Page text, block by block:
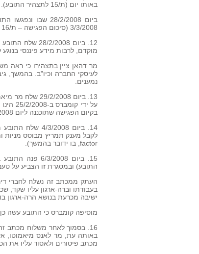
באותו יום (ת/15 לתצהיר התובע).
ביום 28/2/2008
3/3/2008 (סיכום הפגישה – ת/16 לתצהיר התובע).
מוקדם, לרבות מידע פיננסי
מר דהאן ציין בתצהירו כי ראה
נמענים.
13. ביום 29/2/
בקיום הפגישה שתוכננה ליום 3/3/2008.
14. ביום 4/3/
factor, בו ידובר בהמשך).
התובע) ובמסגרת זו הצביע על
העתק ממכתב זה נשלח לחברי
בעבודתו וברה-ארגון עליו שקד,
ישיבה מכרעת בנושא הרה-ארגון
מוסיפה קומברס כי התובע עשה
16. בסמוך לאחר משלוח מכתב
מכתב פיטורים ולאסור עליו את